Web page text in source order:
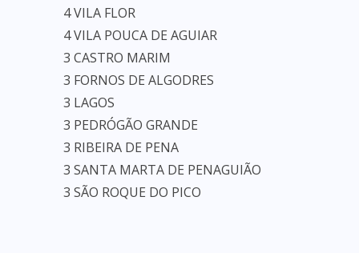
4 VILA FLOR
4 VILA POUCA DE AGUIAR
3 CASTRO MARIM
3 FORNOS DE ALGODRES
3 LAGOS
3 PEDRÓGÃO GRANDE
3 RIBEIRA DE PENA
3 SANTA MARTA DE PENAGUIÃO
3 SÃO ROQUE DO PICO